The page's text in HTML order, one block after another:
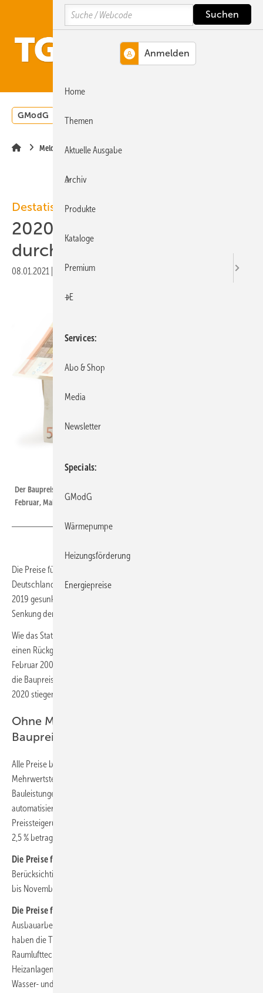
Hauptinhalt
Hauptmenü
SiteSearch
GModG Wärmepumpe
Meldungen
Destatis
2020-11: Baupreisindex sinkt
durch verringerte MwSt.
08.01.2021 Druckvorschau
Der Baupreisindex wird vom Statistischen Bundesamt vierteljährlich für
Februar, Mai, August und November veröffentlicht.
Die Preise für den Neubau konventionell gefertigter Wohngebäude in
Deutschland sind im November 2020 um 0,1 % gegenüber November
2019 gesunken. Grund dafür ist vor allem die seit Juli 2020 geltende
Senkung der Mehrwertsteuersätze.
Wie das Statistische Bundesamt (
einen Rückgang der Baupreise gegenüber dem Vorjahr zuletzt im
Februar 2002. Im August 2020, dem zuletzt erhobenen Monat, hatten
die Baupreise im Jahresvergleich stagniert. Im Vergleich zum August
2020 stiegen die Baupreise im November 2020 um 0,4 %.
Ohne MwSt.-Senkung 2,5 % höhere
Baupreise
Alle Preise beziehen sich auf Bauleistungen am Bauwerk einschließlich
Mehrwertsteuer. Berechnungsgrundlage hierfür bilden Preise für
Bauleistungen ohne Mehrwertsteuer. Die Mehrwertsteuer wird
automatisiert hinzugerechnet. Bei unverändertem Steuersatz hätte die
Preissteigerung gegenüber dem Vorjahresmonat rein rechnerisch
2,5 % betragen.
Die Preise für Rohbauarbeiten
Berücksichtigung der Mehrwertsteuersenkung von November 2019
bis November 2020 um 0,3 % zurück.
Die Preise für Ausbauarbeiten
Ausbauarbeiten den größten Anteil am Preisindex für Wohngebäude
haben die Tischlerarbeiten. Für diese stiegen die Preise um 0,1 %. Für
Raumlufttechnische Anlagen stiegen sie ebenfalls um 0,1 %, für
Heizanlagen und zentrale Wassererwärmungsanlagen sowie für Gas-,
Wasser- und Entwässerungsanlagen stiegen sie um 0,6 bzw. 0,5 %, für
Search
Home
Themen
Aktuelle Ausgabe
Archiv
Produkte
Kataloge
Premium
+E
Services
Abo & Shop
Media
Newsletter
Specials
GModG
Wärmepumpe
Heizungsförderung
Energiepreise